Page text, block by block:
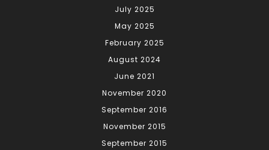
July 2025
May 2025
February 2025
August 2024
June 2021
November 2020
September 2016
November 2015
September 2015